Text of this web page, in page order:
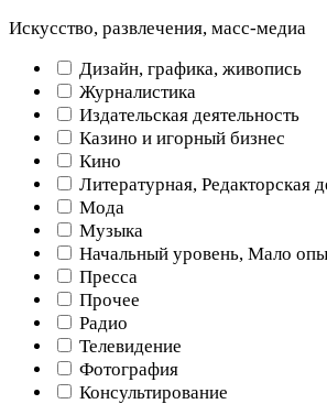
Искусство, развлечения, масс-медиа
Дизайн, графика, живопись
Журналистика
Издательская деятельность
Казино и игорный бизнес
Кино
Литературная, Редакторская
Мода
Музыка
Начальный уровень, Мало
Пресса
Прочее
Радио
Телевидение
Фотография
Консультирование